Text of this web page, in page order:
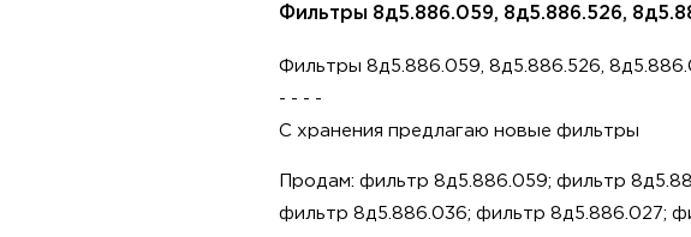
Фильтры 8д5.886.059, 8д5.886.526,
Фильтры 8д5.886.059, 8д5.886.526,
- - - -
С хранения предлагаю новые фильтры
Продам: фильтр 8д5.886.059; фильтр
фильтр 8д5.886.036; фильтр 8д5.886.027;